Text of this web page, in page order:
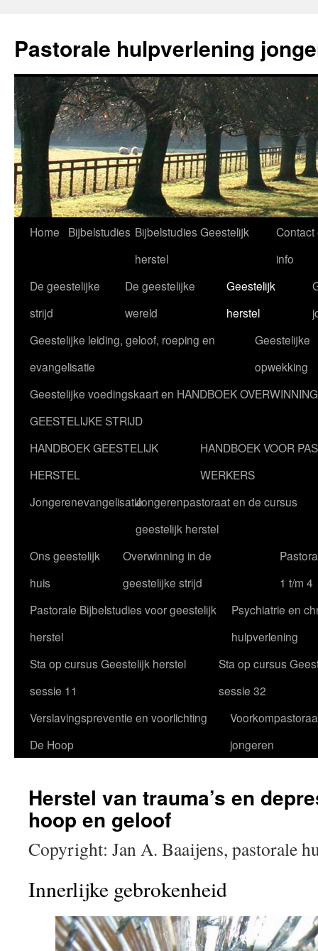
de
inhoud
Pastorale hulpverlening
Home Bijbelstudies Bijbelstudies Geestelijk
herstel
Contact
info
De geestelijke
strijd
De geestelijke
wereld
Geestelijk
herstel
Geestelijke leiding, geloof, roeping en
evangelisatie
Geestelijke
opwekking
Geestelijke voedingskaart en HANDBOEK
GEESTELIJKE STRIJD
HANDBOEK GEESTELIJK
HERSTEL
HANDBOEK VOOR
WERKERS
JongerenevangelisatieJongerenpastoraat en de cursus
geestelijk herstel
Ons geestelijk
huis
Overwinning in de
geestelijke strijd
1 t/m 4
Pastorale Bijbelstudies voor geestelijk
herstel
Psychiatrie en
hulpverlening
Sta op cursus Geestelijk herstel
sessie 11
Sta op cursus
sessie 32
Verslavingspreventie en voorlichting
De Hoop
jongeren
Herstel van trauma’s en
hoop en geloof
Copyright: Jan A. Baaijens, pastorale
Innerlijke gebrokenheid